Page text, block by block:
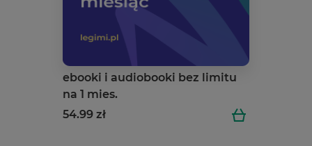
ebooki i audiobooki bez limitu
na 1 mies.
54.99 zł